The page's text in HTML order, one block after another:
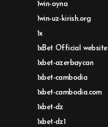
1win-oyna
1win-uz-kirish.org
1x
1xBet Official website
1xbet-azerbaycan
1xbet-cambodia
1xbet-cambodia.com
1xbet-dz
1xbet-dz1